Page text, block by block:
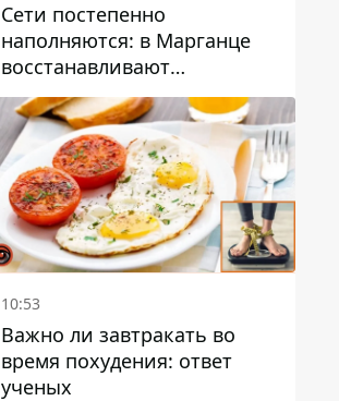
Сети постепенно
наполняются: в Марганце
восстанавливают
водоснабжение
10:53
Важно ли завтракать во
время похудения: ответ
ученых